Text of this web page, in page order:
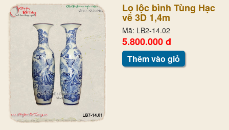
Lọ lộc bình Tùng Hạc
vẽ 3D 1,4m
Mã: LB2-14.02
5.800.000 đ
Thêm vào giỏ